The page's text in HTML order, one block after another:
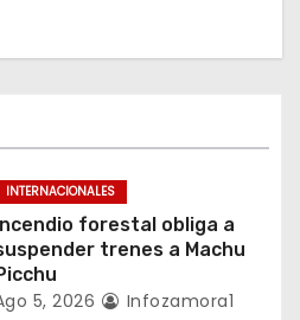
INTERNACIONALES
forestal obliga a
trenes a Machu
5, 2026 Infozamora1